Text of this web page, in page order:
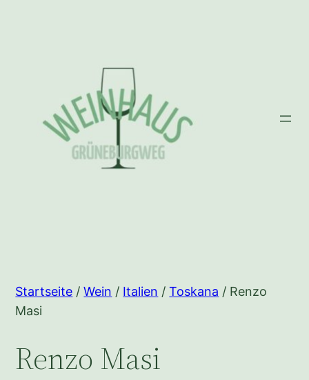
Startseite /Wein / Italien /Toskana / Renzo
Masi
Renzo Masi